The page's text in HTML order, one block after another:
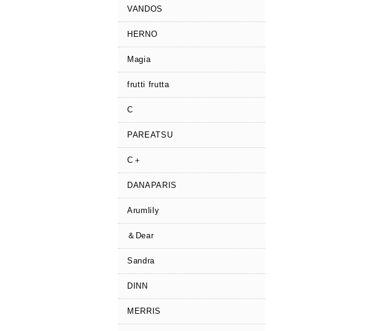
VANDOS
HERNO
Magia
frutti frutta
C
PAREATSU
C＋
DANAPARIS
Arumlily
＆Dear
Sandra
DINN
MERRIS